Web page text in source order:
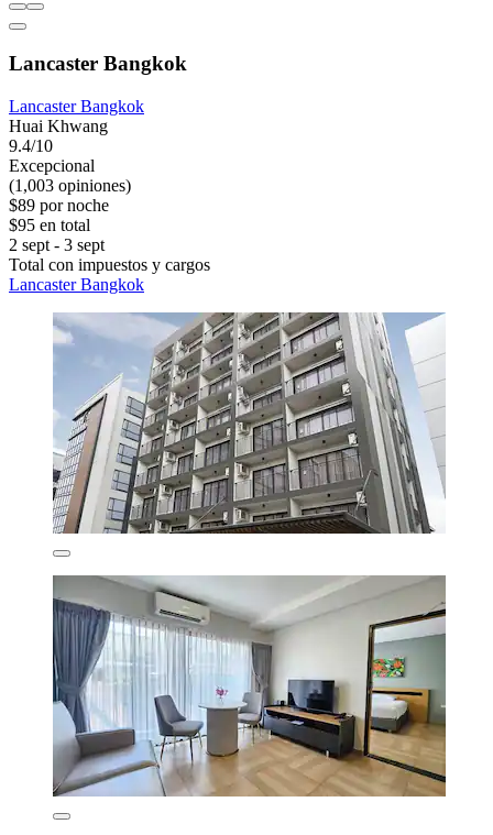
Lancaster Bangkok
Lancaster Bangkok
Huai Khwang
9.4/10
Excepcional
(1,003 opiniones)
$89 por noche
$95 en total
2 sept - 3 sept
Total con impuestos y cargos
Lancaster Bangkok